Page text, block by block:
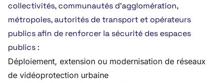
collectivités, communautés d’agglomération,
métropoles, autorités de transport et opérateurs
publics afin de renforcer la sécurité des espaces
publics :
Déploiement, extension ou modernisation de réseaux
de vidéoprotection urbaine